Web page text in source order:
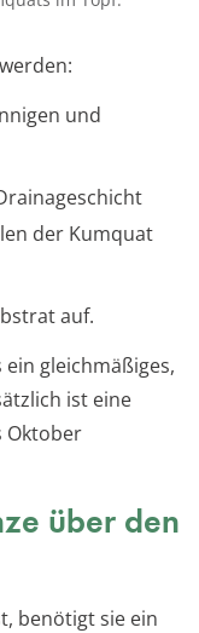
und
der Kumquat
auf.
gleichmäßiges,
ist eine
Oktober
über den
benötigt sie ein